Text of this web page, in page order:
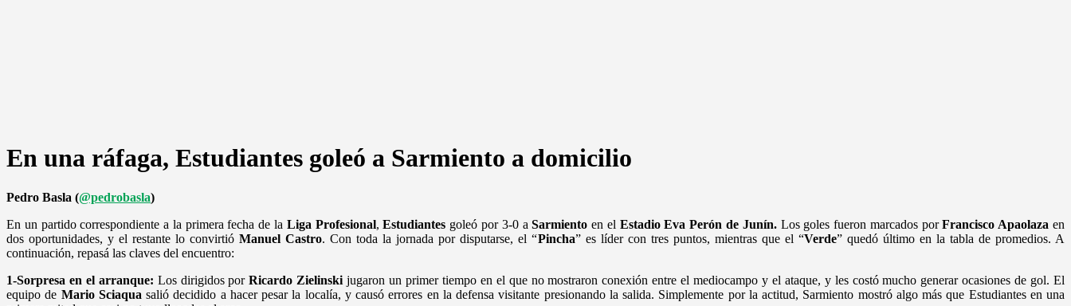
En una ráfaga, Estudiantes goleó a Sarmiento a domicilio
Pedro Basla (@pedrobasla)
En un partido correspondiente a la primera fecha de la Liga Profesional,Estudiantes goleó por 3-0 aSarmiento en el Estadio Eva Perón de Junín.Los goles fueron marcados porFrancisco Apaolaza en
dos oportunidades, y el restante lo convirtióManuel Castro. Con toda la jornada por disputarse, el “Pincha” es líder con tres puntos, mientras que el “Verde” quedó último en la tabla de promedios. A
continuación, repasá las claves del encuentro:
1-Sorpresa en el arranque: Los dirigidos porRicardo Zielinski jugaron un primer tiempo en el que no mostraron conexión entre el mediocampo y el ataque, y les costó mucho generar ocasiones de gol. El
equipo de Mario Sciaqua salió decidido a hacer pesar la localía, y causó errores en la defensa visitante presionando la salida. Simplemente por la actitud, Sarmiento mostró algo más que Estudiantes en una